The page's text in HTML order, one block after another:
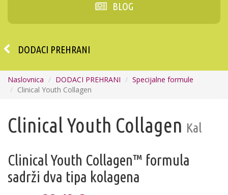
BLOG
DODACI PREHRANI
Naslovnica DODACI PREHRANI
Specijalne formule
Clinical Youth Collagen
Clinical Youth Collagen Kal
Clinical Youth Collagen™ formula
sadrži dva tipa kolagena